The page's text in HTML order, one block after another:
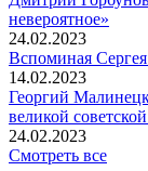
невероятное»
24.02.2023
Вспоминaя
14.02.2023
Георгий
великой
24.02.2023
Смотреть все